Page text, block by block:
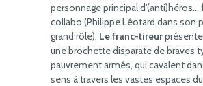
personnage principal d'(anti)héros…
collabo (Philippe Léotard dans son
grand rôle), Le franc-tireur
une brochette disparate de braves
pauvrement armés, qui cavalent
sens à travers les vastes espaces